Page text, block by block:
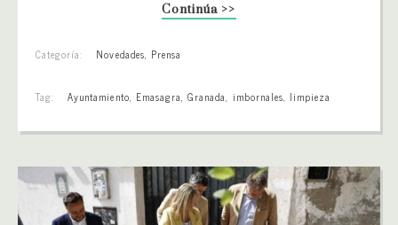
Continúa >>
Categoría: Novedades, Prensa
Tag: Ayuntamiento, Emasagra,Granada, imbornales, limpieza